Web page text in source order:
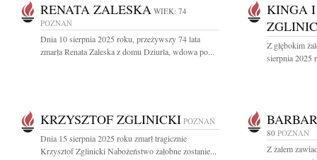
RENATA ZALESKA WIEK: 74
POZNAŃ
Dnia 10 sierpnia 2025 roku, przeżywszy 74 lata
zmarła Renata Zaleska z domu Dziurla, wdowa po...
KINGA
Z głębokim
sierpnia 2025
KRZYSZTOF ZGLINICKI POZNAŃ
Dnia 15 sierpnia 2025 roku zmarł tragicznie
Krzysztof Zglinicki Nabożeństwo żałobne zostanie...
80 POZNAŃ
Z żalem